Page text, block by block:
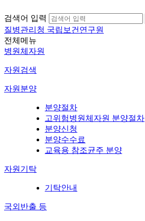
검색어 입력
질병관리청 국립보건연구원
전체메뉴
병원체자원
자원검색
자원분양
분양절차
고위험병원체자원 분양절차
분양신청
분양수수료
교육용 참조균주 분양
자원기탁
기탁안내
국외반출 등